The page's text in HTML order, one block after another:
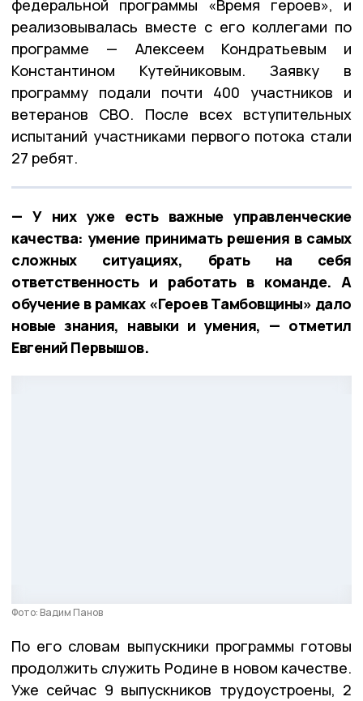
федеральной программы «Время героев», и
реализовывалась вместе с его коллегами по
программе — Алексеем Кондратьевым и
Константином Кутейниковым. Заявку в
программу подали почти 400 участников и
ветеранов СВО. После всех вступительных
испытаний участниками первого потока стали
27 ребят.
— У них уже есть важные управленческие
качества: умение принимать решения в самых
сложных ситуациях, брать на себя
ответственность и работать в команде. А
обучение в рамках «Героев Тамбовщины» дало
новые знания, навыки и умения, — отметил
Евгений Первышов.
Фото: Вадим Панов
По его словам выпускники программы готовы
продолжить служить Родине в новом качестве.
Уже сейчас 9 выпускников трудоустроены, 2